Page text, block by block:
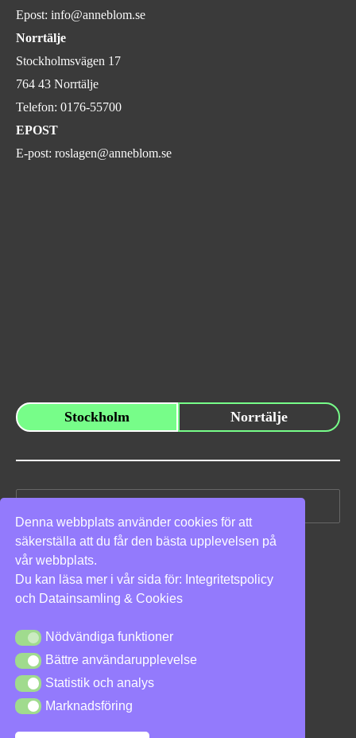
Denna webbplats använder cookies för att
säkerställa att du får den bästa upplevelsen på
vår webbplats.
Du kan läsa mer i vår sida för: Integritetspolicy
och Datainsamling & Cookies
Nödvändiga funktioner
Nödvändiga funktioner
Bättre användarupplevelse
Bättre användarupplevelse
Statistik och analys
Statistik och analys
Marknadsföring
Marknadsföring
Epost: info@anneblom.se
Norrtälje
Stockholmsvägen 17
764 43 Norrtälje
Telefon: 0176-55700
EPOST
E-post: roslagen@anneblom.se
Stockholm Norrtälje
Sök
efter:
Vi stöder
Integritetspolicy|